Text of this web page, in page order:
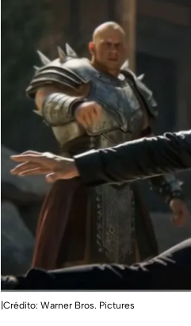
|Crédito: Warner Bros. Pictures